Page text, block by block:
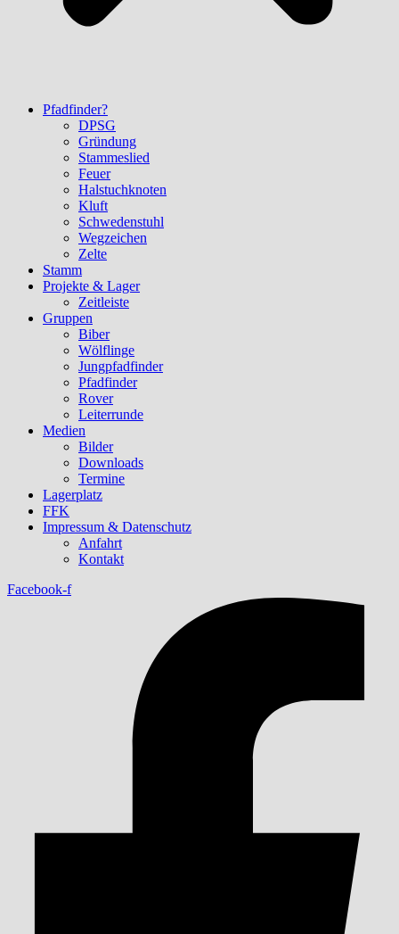
Pfadfinder?
DPSG
Gründung
Stammeslied
Feuer
Halstuchknoten
Kluft
Schwedenstuhl
Wegzeichen
Zelte
Stamm
Projekte & Lager
Zeitleiste
Gruppen
Biber
Wölflinge
Jungpfadfinder
Pfadfinder
Rover
Leiterrunde
Medien
Bilder
Downloads
Termine
Lagerplatz
FFK
Impressum & Datenschutz
Anfahrt
Kontakt
Facebook-f